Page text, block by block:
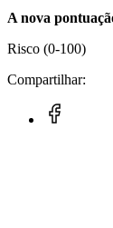
A nova
Risco (0-100)
Compartilhar: